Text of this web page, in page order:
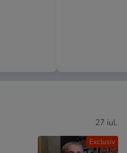
Exclusiv
27 iul.